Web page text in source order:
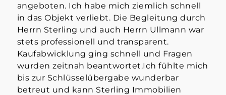
angeboten. Ich habe mich ziemlich schnell
in das Objekt verliebt. Die Begleitung durch
Herrn Sterling und auch Herrn Ullmann war
stets professionell und transparent.
Kaufabwicklung ging schnell und Fragen
wurden zeitnah beantwortet.Ich fühlte mich
bis zur Schlüsselübergabe wunderbar
betreut und kann Sterling Immobilien